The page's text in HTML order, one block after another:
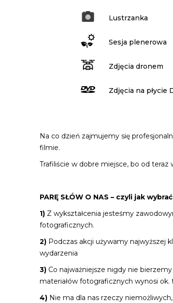
Lustrzanka
Sesja plenerowa
Zdjęcia dronem
Zdjęcia na płycie
Na co dzień zajmujemy się
filmie.
Trafiliście w dobre miejsce, bo od teraz
PARĘ SŁÓW O NAS – czyli jak
1) Z wykształcenia jesteśmy
fotograficznych.
2) Podczas akcji używamy najwyższej
wydarzenia
3) Co najważniejsze nigdy nie
materiałów fotograficznych wynosi
4) Nie ma dla nas rzeczy